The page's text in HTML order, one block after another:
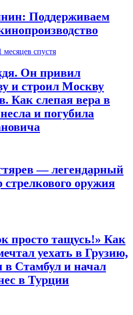
Поддерживаем
месяцев спустя
Он привил
и строил Москву
Как слепая вера в
и погубила
— легендарный
стрелкового оружия
просто тащусь!» Как
уехать в Грузию,
в Стамбул и начал
в Турции